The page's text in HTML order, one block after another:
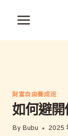
財富自由養成班
如何避
By Bubu 2025